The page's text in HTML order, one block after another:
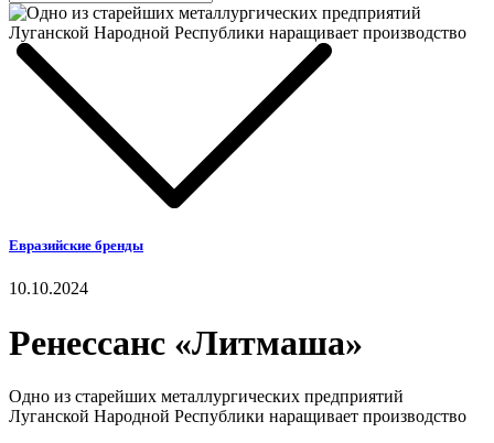
Евразийские бренды
10.10.2024
Ренессанс «Литмаша»
Одно из старейших металлургических предприятий
Луганской Народной Республики наращивает производство